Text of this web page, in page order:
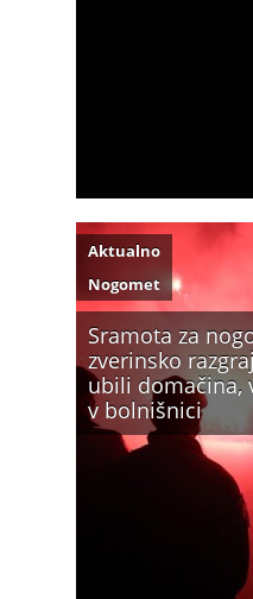
Sramota za
zverinsko
ubili domačina,
v bolnišnici
Aktualno
Nogomet